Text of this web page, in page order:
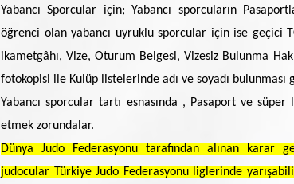
Yabancı Sporcular için; Yabancı sporcuların
öğrenci olan yabancı uyruklu sporcular için ise geçici
ikametgâhı, Vize, Oturum Belgesi, Vizesiz Bulunma
fotokopisi ile Kulüp listelerinde adı ve soyadı bulunması
Yabancı sporcular tartı esnasında , Pasaport ve
etmek zorundalar.
Dünya Judo Federasyonu tarafından alınan karar
judocular Türkiye Judo Federasyonu liglerinde